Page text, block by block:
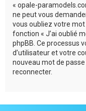
« opale-
ne peut vous
vous oubliez votre
fonction « J’ai oublié
phpBB. Ce processus
d’utilisateur et votre
nouveau mot de
reconnecter.